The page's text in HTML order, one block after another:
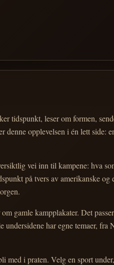
tidspunkt, leser om formen,
opplevelsen i én lett side:
vei inn til kampene: hva
på tvers av amerikanske
gamle kampplakater. Det
undersidene har egne temaer,
i praten. Velg en sport